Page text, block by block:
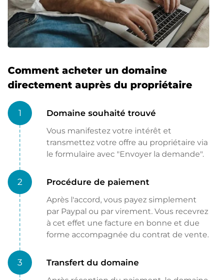
Comment acheter un domaine
directement auprès du propriétaire
1 Domaine souhaité trouvé
Vous manifestez votre intérêt et
transmettez votre offre au propriétaire via
le formulaire avec "Envoyer la demande".
2 Procédure de paiement
Après l'accord, vous payez simplement
par Paypal ou par virement. Vous recevrez
à cet effet une facture en bonne et due
forme accompagnée du contrat de vente.
3 Transfert du domaine